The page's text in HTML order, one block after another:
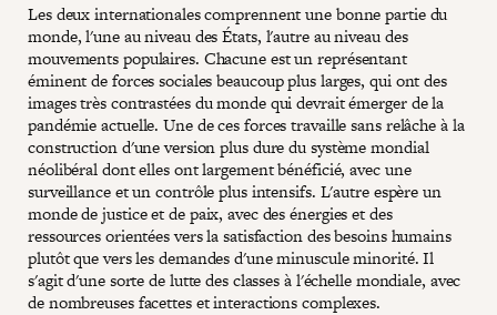
Les deux internationales comprennent une bonne partie du
monde, l'une au niveau des États, l'autre au niveau des
mouvements populaires. Chacune est un représentant
éminent de forces sociales beaucoup plus larges, qui ont des
images très contrastées du monde qui devrait émerger de la
pandémie actuelle. Une de ces forces travaille sans relâche à la
construction d'une version plus dure du système mondial
néolibéral dont elles ont largement bénéficié, avec une
surveillance et un contrôle plus intensifs. L'autre espère un
monde de justice et de paix, avec des énergies et des
ressources orientées vers la satisfaction des besoins humains
plutôt que vers les demandes d'une minuscule minorité. Il
s'agit d'une sorte de lutte des classes à l'échelle mondiale, avec
de nombreuses facettes et interactions complexes.